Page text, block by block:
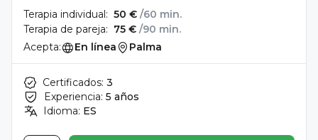
Terapia individual: 50 € /60 min.
Terapia de pareja: 75 € /90 min.
Acepta:
En línea Palma
Certificados: 3
Experiencia: 5 años
Idioma: ES